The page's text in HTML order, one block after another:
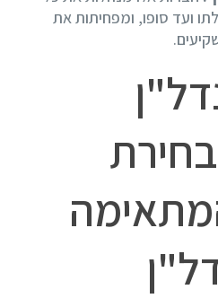
ועד סופו, ומפחיתות את